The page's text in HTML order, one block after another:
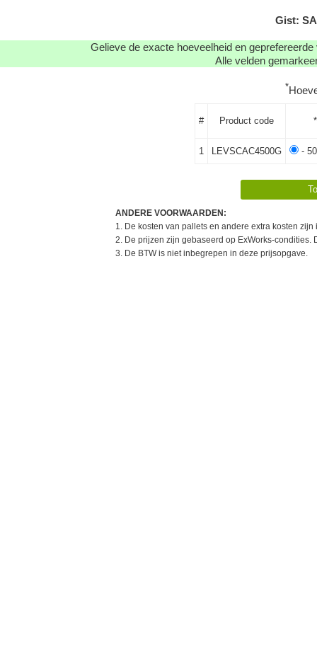
Gist:
Gelieve de exacte hoeveelheid en
Alle velden
*
# Product code
1 LEVSCAC4500G -
ANDERE VOORWAARDEN:
1. De kosten van pallets en andere extra kosten
2. De prijzen zijn gebaseerd op ExWorks-condities.
3. De BTW is niet inbegrepen in deze prijsopgave.